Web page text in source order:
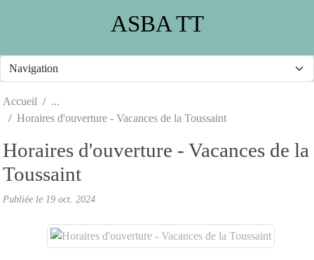
ASBA TT
Accueil
Horaires d'ouverture - Vacances de la Toussaint
Horaires d'ouverture - Vacances de la
Toussaint
Publiée le 19 oct. 2024